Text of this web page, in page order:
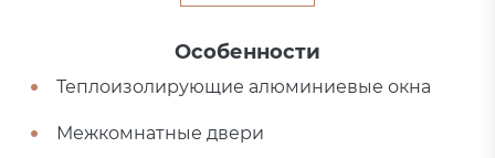
Особенности
Теплоизолирующие алюминиевые окна
Межкомнатные двери